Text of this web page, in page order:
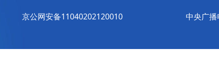
京公网安备11040202120010 中央广